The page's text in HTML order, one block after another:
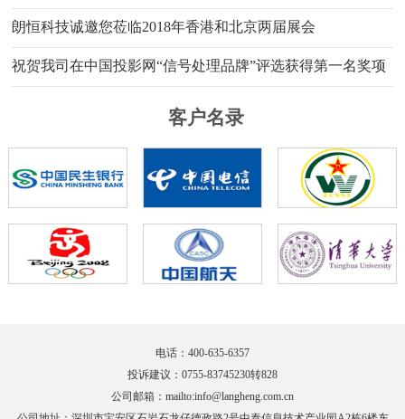
朗恒科技诚邀您莅临2018年香港和北京两届展会
祝贺我司在中国投影网“信号处理品牌”评选获得第一名奖项
客户名录
电话：400-635-6357
投诉建议：0755-83745230转828
公司邮箱： mailto:info@langheng.com.cn